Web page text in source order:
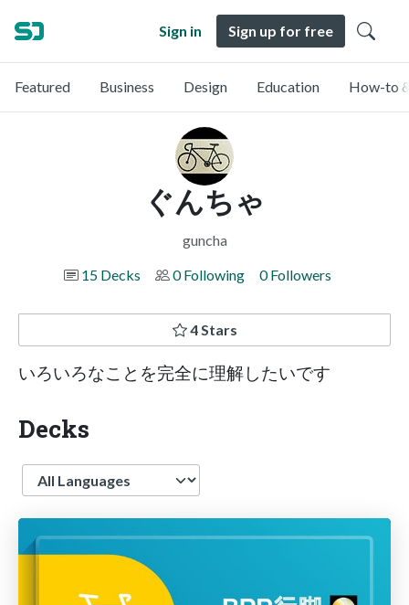
Sign in Sign up for free
Featured Business Design Education How-to
ぐんちゃ
guncha
15 Decks
0 Following 0 Followers
4 Stars
いろいろなことを完全に理解したいです
Decks
Language